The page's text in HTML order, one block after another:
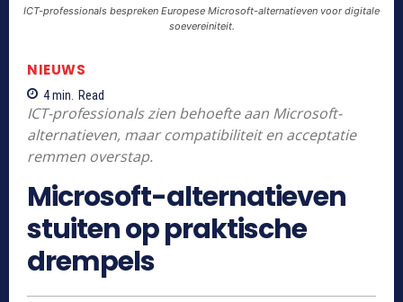
ICT-professionals bespreken Europese Microsoft-alternatieven voor digitale
soevereiniteit.
NIEUWS
4min. Read
ICT-professionals zien behoefte aan Microsoft-
alternatieven, maar compatibiliteit en acceptatie
remmen overstap.
Microsoft-alternatieven
stuiten op praktische
drempels